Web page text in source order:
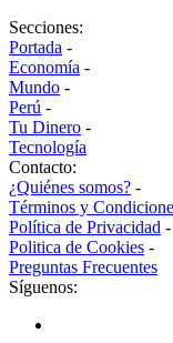
Secciones:
Portada -
Economía -
Mundo -
Perú -
Tu Dinero -
Tecnología
Contacto:
¿Quiénes somos? -
Términos y
Política de Privacidad -
Politica de Cookies -
Preguntas Frecuentes
Síguenos: